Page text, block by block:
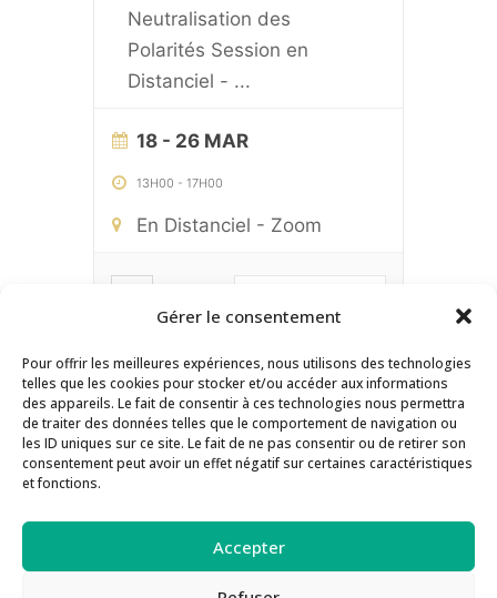
Gérer le consentement
Pour offrir les meilleures expériences, nous utilisons des technologies
telles que les cookies pour stocker et/ou accéder aux informations
des appareils. Le fait de consentir à ces technologies nous permettra
de traiter des données telles que le comportement de navigation ou
les ID uniques sur ce site. Le fait de ne pas consentir ou de retirer son
consentement peut avoir un effet négatif sur certaines caractéristiques
et fonctions.
Accepter
Neutralisation des
Polarités Session en
Distanciel - ...
18 - 26 MAR
13H00 - 17H00
En Distanciel - Zoom
Contact
Inscription Newsletter
Séances de supervision
Guide des Méthodes PEAT
Actualités
Politique de cookies